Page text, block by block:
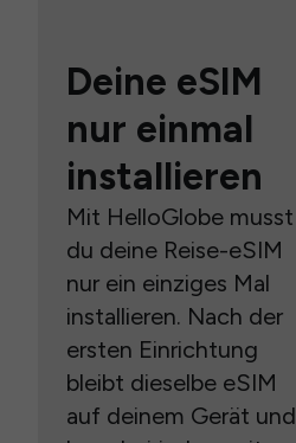
Deine eSIM
nur einmal
installieren
Mit HelloGlobe musst
du deine Reise-eSIM
nur ein einziges Mal
installieren. Nach der
ersten Einrichtung
bleibt dieselbe eSIM
auf deinem Gerät und